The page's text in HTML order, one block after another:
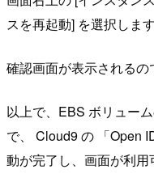
スを再起動] を選択します
確認画面が表示されるの
以上で、EBS ボリュー
で、 Cloud9 の 「Open
動が完了し、画面が利用